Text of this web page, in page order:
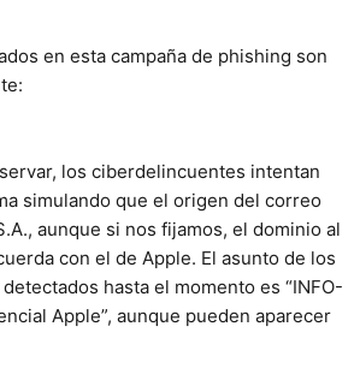
en esta campaña de phishing son
los ciberdelincuentes intentan
simulando que el origen del correo
aunque si nos fijamos, el dominio al
con el de Apple. El asunto de los
hasta el momento es “INFO-
Apple”, aunque pueden aparecer